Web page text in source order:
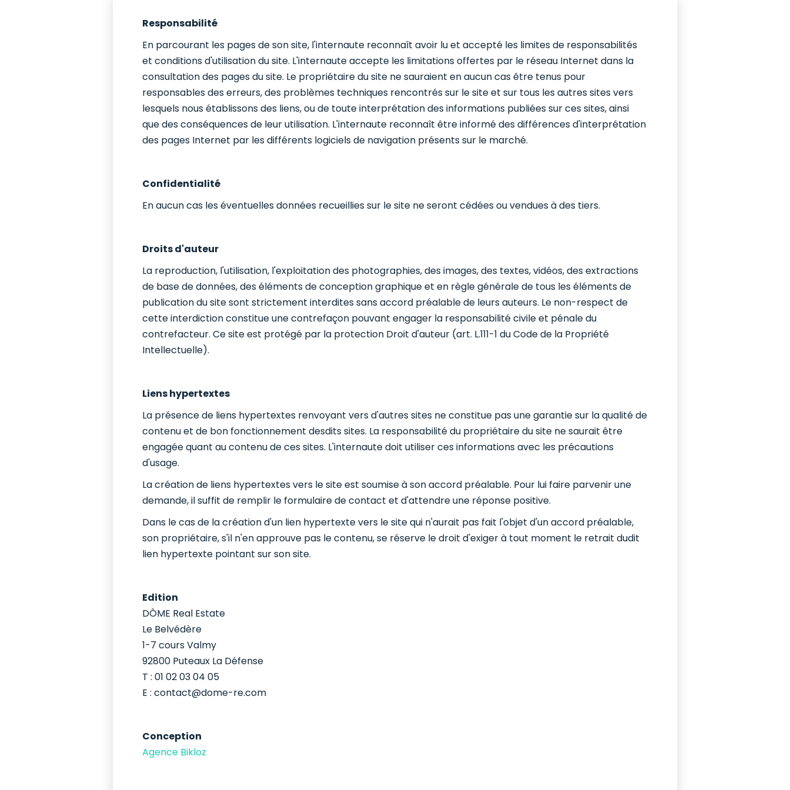
Responsabilité
En parcourant les pages de son site, l'internaute reconnaît avoir lu et accepté les limites de responsabilités
et conditions d'utilisation du site. L'internaute accepte les limitations offertes par le réseau Internet dans la
consultation des pages du site. Le propriétaire du site ne sauraient en aucun cas être tenus pour
responsables des erreurs, des problèmes techniques rencontrés sur le site et sur tous les autres sites vers
lesquels nous établissons des liens, ou de toute interprétation des informations publiées sur ces sites, ainsi
que des conséquences de leur utilisation. L'internaute reconnaît être informé des différences d'interprétation
des pages Internet par les différents logiciels de navigation présents sur le marché.
Confidentialité
En aucun cas les éventuelles données recueillies sur le site ne seront cédées ou vendues à des tiers.
Droits d'auteur
La reproduction, l'utilisation, l'exploitation des photographies, des images, des textes, vidéos, des extractions
de base de données, des éléments de conception graphique et en règle générale de tous les éléments de
publication du site sont strictement interdites sans accord préalable de leurs auteurs. Le non-respect de
cette interdiction constitue une contrefaçon pouvant engager la responsabilité civile et pénale du
contrefacteur. Ce site est protégé par la protection Droit d'auteur (art. L.111-1 du Code de la Propriété
Intellectuelle).
Liens hypertextes
La présence de liens hypertextes renvoyant vers d'autres sites ne constitue pas une garantie sur la qualité de
contenu et de bon fonctionnement desdits sites. La responsabilité du propriétaire du site ne saurait être
engagée quant au contenu de ces sites. L'internaute doit utiliser ces informations avec les précautions
d'usage.
La création de liens hypertextes vers le site est soumise à son accord préalable. Pour lui faire parvenir une
demande, il suffit de remplir le formulaire de contact et d'attendre une réponse positive.
Dans le cas de la création d'un lien hypertexte vers le site qui n'aurait pas fait l'objet d'un accord préalable,
son propriétaire, s'il n'en approuve pas le contenu, se réserve le droit d'exiger à tout moment le retrait dudit
lien hypertexte pointant sur son site.
Edition
DÔME Real Estate
Le Belvédère
1-7 cours Valmy
92800 Puteaux La Défense
T : 01 02 03 04 05
E : contact@dome-re.com
Conception
Agence Bikloz